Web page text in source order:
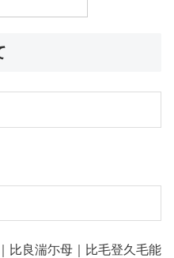
比良湍尓母｜比毛登久毛能